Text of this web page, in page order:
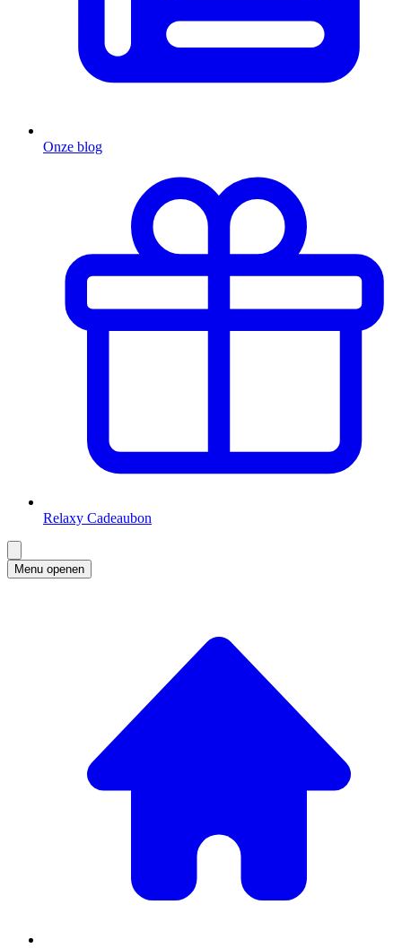
Onze blog
Relaxy Cadeaubon
Menu openen